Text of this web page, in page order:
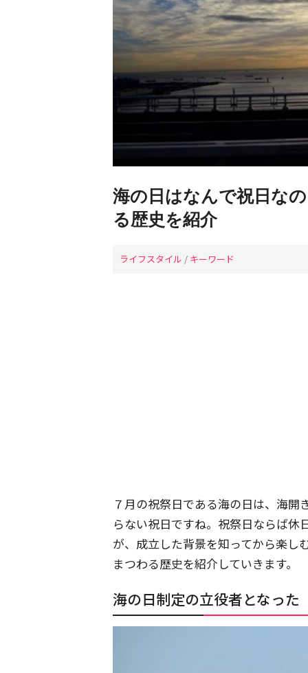
海の日はなんで祝日な
る歴史を紹介
ライフスタイル / キーワード
７月の祝祭日である海の日は、海開
らない祝日ですね。祝祭日ならば
が、成立した背景を知ってから楽し
まつわる歴史を紹介していきます。
海の日制定の立役者となった